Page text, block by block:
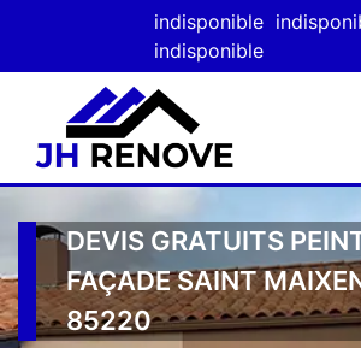
indisponible
indisponible
DEVIS GRATUITS
FAÇADE SAINT
85220